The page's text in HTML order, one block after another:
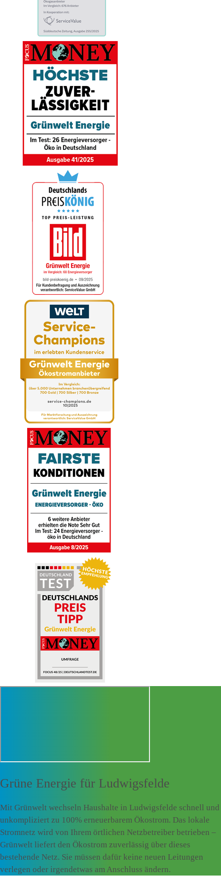
Grüne Energie für Ludwigsfelde
Mit Grünwelt wechseln Haushalte in Ludwigsfelde schnell und
unkompliziert zu 100% erneuerbarem Ökostrom. Das lokale
Stromnetz wird von Ihrem örtlichen Netzbetreiber betrieben –
Grünwelt liefert den Ökostrom zuverlässig über dieses
bestehende Netz. Sie müssen dafür keine neuen Leitungen
verlegen oder irgendetwas am Anschluss ändern.